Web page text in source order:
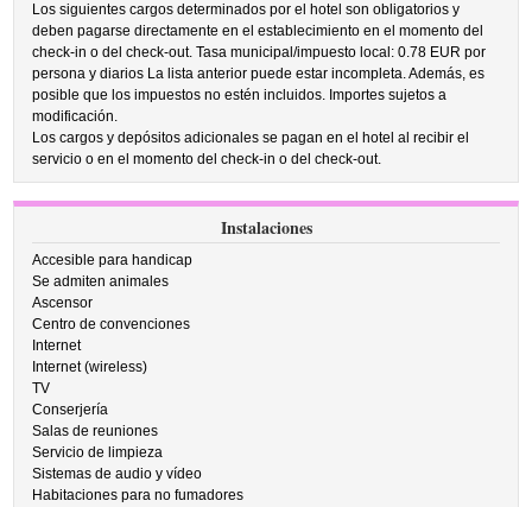
Los siguientes cargos determinados por el hotel son obligatorios y
deben pagarse directamente en el establecimiento en el momento del
check-in o del check-out. Tasa municipal/impuesto local: 0.78 EUR por
persona y diarios La lista anterior puede estar incompleta. Además, es
posible que los impuestos no estén incluidos. Importes sujetos a
modificación.
Los cargos y depósitos adicionales se pagan en el hotel al recibir el
servicio o en el momento del check-in o del check-out.
Instalaciones
Accesible para handicap
Se admiten animales
Ascensor
Centro de convenciones
Internet
Internet (wireless)
TV
Conserjería
Salas de reuniones
Servicio de limpieza
Sistemas de audio y vídeo
Habitaciones para no fumadores